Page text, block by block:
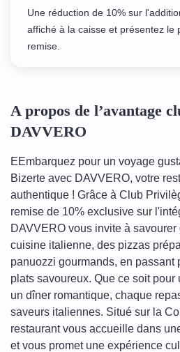
Une réduction de 10% sur
affiché à la caisse et présentez le
remise.
A propos de l’avantage
DAVVERO
EEmbarquez pour un voyage
Bizerte avec DAVVERO, votre
authentique ! Grâce à Club
remise de 10% exclusive sur
DAVVERO vous invite à
cuisine italienne, des pizzas
panuozzi gourmands, en passant
plats savoureux. Que ce soit
un dîner romantique, chaque
saveurs italiennes. Situé sur la
restaurant vous accueille dans
et vous promet une expérience